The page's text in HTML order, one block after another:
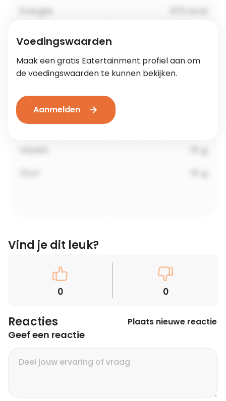
Voedingswaarden
Maak een gratis Eatertainment profiel aan om
de voedingswaarden te kunnen bekijken.
Aanmelden
Vind je dit leuk?
0 0
Reacties Plaats nieuwe reactie
Geef een reactie